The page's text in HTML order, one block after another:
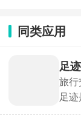
同类应用
足迹
旅行
足